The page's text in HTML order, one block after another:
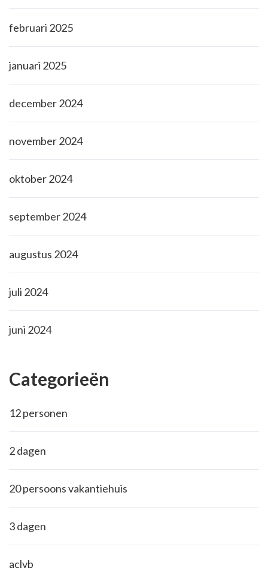
februari 2025
januari 2025
december 2024
november 2024
oktober 2024
september 2024
augustus 2024
juli 2024
juni 2024
Categorieën
12 personen
2 dagen
20 persoons vakantiehuis
3 dagen
aclvb